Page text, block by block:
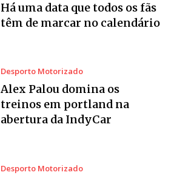
Há uma data que todos os fãs
têm de marcar no calendário
Desporto Motorizado
Alex Palou domina os
treinos em portland na
abertura da IndyCar
Desporto Motorizado